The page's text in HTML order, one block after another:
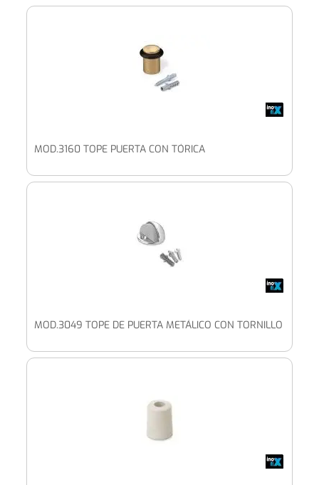
MOD.3160 TOPE PUERTA CON TÓRICA
MOD.3049 TOPE DE PUERTA METÁLICO CON TORNILLO